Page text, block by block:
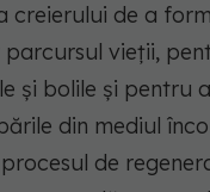
creierului de a
vieții,
și bolile și pentru
din mediul
de